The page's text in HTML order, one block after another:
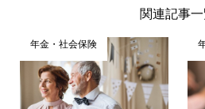
関連記事
年金・社会保険